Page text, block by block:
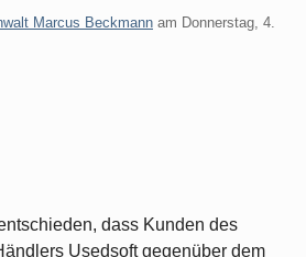
Marcus Beckmann am Donnerstag, 4.
dass Kunden des
Usedsoft gegenüber dem